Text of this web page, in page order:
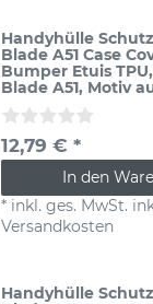
Handyhülle
Blade A51 Case
Bumper Etuis TPU
Blade A51, Motiv
12,79 € *
In den
* inkl. ges. MwSt.
Versandkosten
Handyhülle